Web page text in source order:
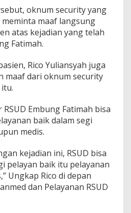
oknum security yang
maaf langsung
atas kejadian yang telah
Fatimah.
Rico Yuliansyah juga
maaf dari oknum security
Embung Fatimah bisa
baik dalam segi
medis.
kejadian ini, RSUD bisa
pelayan baik itu pelayanan
Ungkap Rico di depan
dan Pelayanan RSUD